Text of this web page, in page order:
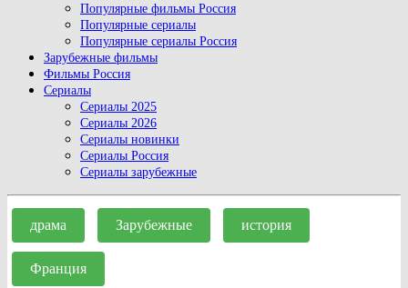
Популярные фильмы Россия
Популярные сериалы
Популярные сериалы Россия
Зарубежные фильмы
Фильмы Россия
Сериалы
Сериалы 2025
Сериалы 2026
Сериалы новинки
Сериалы Россия
Сериалы зарубежные
Close
Button
драма Зарубежные история
Франция